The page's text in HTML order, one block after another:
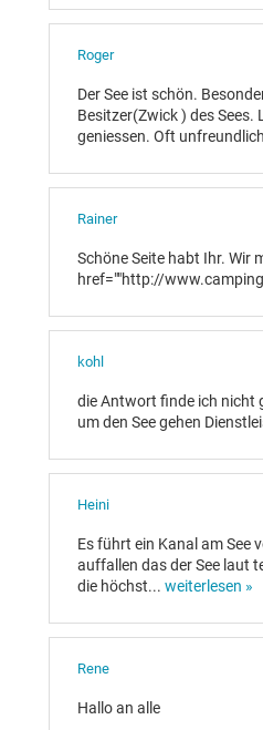
Roger
Der See ist schön.
Besitzer(Zwick ) des
geniessen. Oft
Rainer
Schöne Seite habt Ihr. Wir
href=""http://
kohl
die Antwort finde ich nicht
um den See gehen
Heini
Es führt ein Kanal am See
auffallen das der See laut
die höchst... weiterlesen »
Rene
Hallo an alle